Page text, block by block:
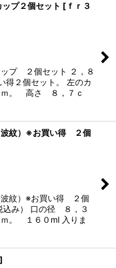
プ２個セット [ ｆｒ３
プ ２個セット ２，８
得２個セット。 左のカ
。 高さ ８，７ｃ
紋）※お買い得 ２個
紋）※お買い得 ２個
込み） 口の径 ８，３
。 １６０ml 入りま
]